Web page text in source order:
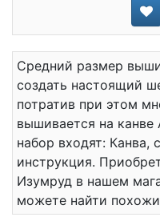
Средний размер
создать настоящий
потратив при этом
вышивается на
набор входят: Канва,
инструкция.
Изумруд в нашем
можете найти